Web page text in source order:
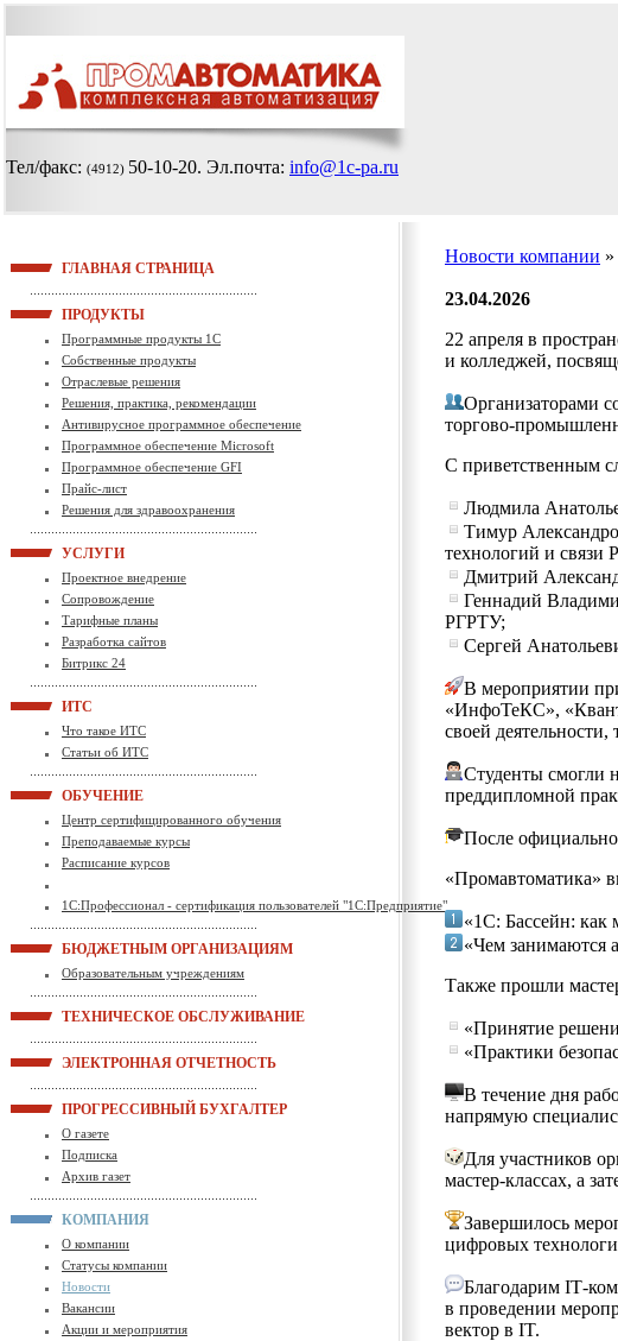
Тел/факс: (4912) 50-10-20. Эл.почта: info@1c-pa.ru
ГЛАВНАЯ СТРАНИЦА
ПРОДУКТЫ
Программные продукты 1С
Собственные продукты
Отраслевые решения
Решения, практика, рекомендации
Антивирусное программное обеспечение
Программное обеспечение Microsoft
Программное обеспечение GFI
Прайс-лист
Решения для здравоохранения
УСЛУГИ
Проектное внедрение
Сопровождение
Тарифные планы
Разработка сайтов
Битрикс 24
ИТС
Что такое ИТС
Статьи об ИТС
ОБУЧЕНИЕ
Центр сертифицированного обучения
Преподаваемые курсы
Расписание курсов
1С:Профессионал - сертификация пользователей "1С:Предприятие"
БЮДЖЕТНЫМ ОРГАНИЗАЦИЯМ
Образовательным учреждениям
ТЕХНИЧЕСКОЕ ОБСЛУЖИВАНИЕ
ЭЛЕКТРОННАЯ ОТЧЕТНОСТЬ
ПРОГРЕССИВНЫЙ БУХГАЛТЕР
О газете
Подписка
Архив газет
КОМПАНИЯ
О компании
Статусы компании
Новости
Вакансии
Акции и мероприятия
Новости компании
23.04.2026
22 апреля в
и колледжей,
Организаторами
С приветственным
Людмила
Тимур
технологий и связи
Дмитрий
Геннадий
РГРТУ;
Сергей
В мероприятии
«ИнфоТеКС»,
своей
Студенты смогли
преддипломной
После
«Промавтоматика»
«1С: Бассейн: как
«Чем занимаются
Также прошли
«Принятие
«Практики
В течение дня
напрямую
Для участников
мастер‑классах, а
Завершилось
цифровых
Благодарим
в проведении
вектор в IT.